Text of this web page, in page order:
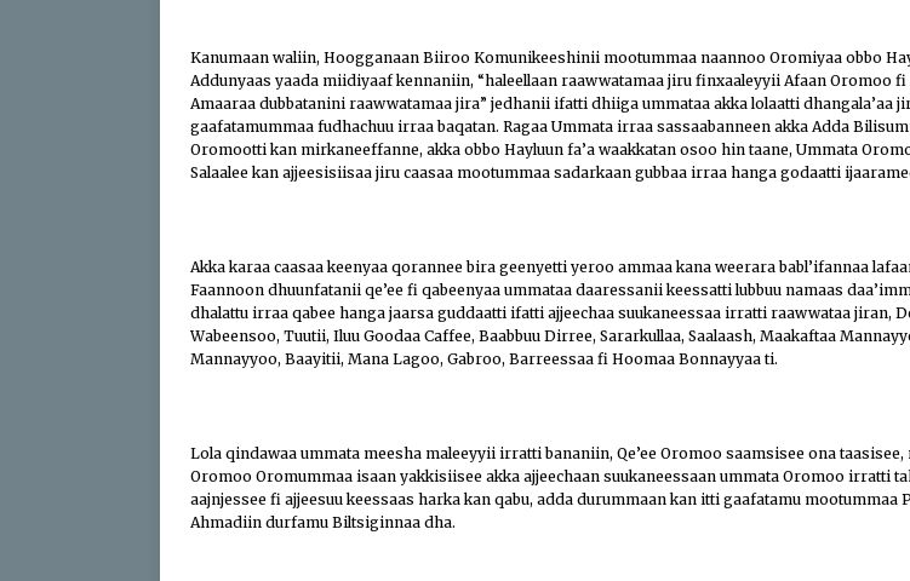
Kanumaan waliin, Hoogganaan Biiroo Komunikeeshinii mootummaa naannoo Oromiyaa obbo
Addunyaas yaada miidiyaaf kennaniin, “haleellaan raawwatamaa jiru finxaaleyyii Afaan Oromoo fi
Amaaraa dubbatanini raawwatamaa jira” jedhanii ifatti dhiiga ummataa akka lolaatti dhangala’aa
gaafatamummaa fudhachuu irraa baqatan. Ragaa Ummata irraa sassaabanneen akka Adda
Oromootti kan mirkaneeffanne, akka obbo Hayluun fa’a waakkatan osoo hin taane, Ummata
Salaalee kan ajjeesisiisaa jiru caasaa mootummaa sadarkaan gubbaa irraa hanga godaatti
Akka karaa caasaa keenyaa qorannee bira geenyetti yeroo ammaa kana weerara babl’ifannaa
Faannoon dhuunfatanii qe’ee fi qabeenyaa ummataa daaressanii keessatti lubbuu namaas
dhalattu irraa qabee hanga jaarsa guddaatti ifatti ajjeechaa suukaneessaa irratti raawwataa jiran,
Wabeensoo, Tuutii, Iluu Goodaa Caffee, Baabbuu Dirree, Sararkullaa, Saalaash, Maakaftaa
Mannayyoo, Baayitii, Mana Lagoo, Gabroo, Barreessaa fi Hoomaa Bonnayyaa ti.
Lola qindawaa ummata meesha maleeyyii irratti bananiin, Qe’ee Oromoo saamsisee ona taasisee,
Oromoo Oromummaa isaan yakkisiisee akka ajjeechaan suukaneessaan ummata Oromoo irratti
aajnjessee fi ajjeesuu keessaas harka kan qabu, adda durummaan kan itti gaafatamu mootummaa
Ahmadiin durfamu Biltsiginnaa dha.